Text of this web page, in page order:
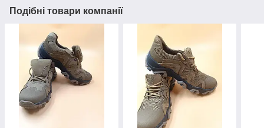
Подібні товари компанії